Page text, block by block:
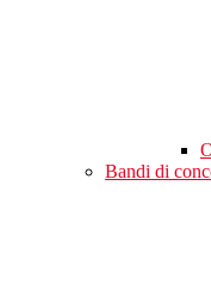
Bandi di